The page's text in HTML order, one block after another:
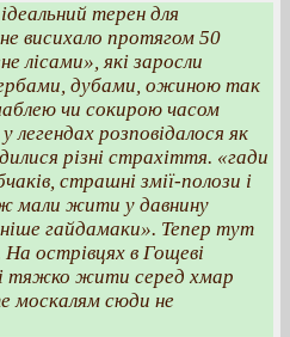
терен для
висихало протягом 50
лісами», які заросли
дубами, ожиною так
чи сокирою часом
розповідалося як
різні страхіття. «гади
страшні змії-полози і
мали жити у давнину
гайдамаки». Тепер тут
острівцях в Гощеві
і тяжко жити серед хмар
москалям сюди не